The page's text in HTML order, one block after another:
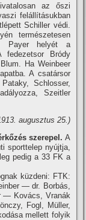
az őszi
felállí­tásukban
Schiller védi.
természetesen
Payer helyét a
fedezetsor Bródy
Ha Weinbeer
A csatársor
Schlosser,
Szeitler
augusztus 25.)
szerepel. A
sporttelep nyújtja,
pedig a 33 FK a
küzdeni: FTK:
— dr. Borbás,
— Kovács, Vranák
Fogl, Müller,
mellett folyik